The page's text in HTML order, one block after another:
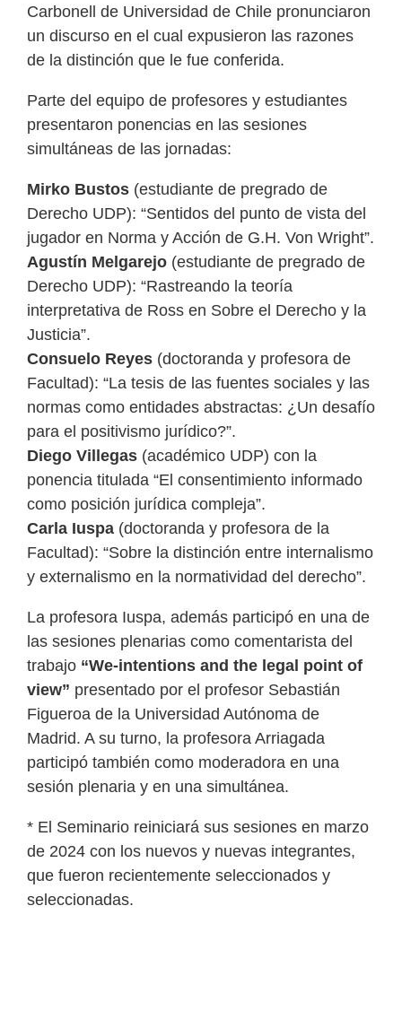
Carbonell de Universidad de Chile pronunciaron
un discurso en el cual expusieron las razones
de la distinción que le fue conferida.
Parte del equipo de profesores y estudiantes
presentaron ponencias en las sesiones
simultáneas de las jornadas:
Mirko Bustos (estudiante de pregrado de
Derecho UDP): “Sentidos del punto de vista del
jugador en Norma y Acción de G.H. Von Wright”.
Agustín Melgarejo (estudiante de pregrado de
Derecho UDP): “Rastreando la teoría
interpretativa de Ross en Sobre el Derecho y la
Justicia”.
Consuelo Reyes (doctoranda y profesora de
Facultad): “La tesis de las fuentes sociales y las
normas como entidades abstractas: ¿Un desafío
para el positivismo jurídico?”.
Diego Villegas (académico UDP) con la
ponencia titulada “El consentimiento informado
como posición jurídica compleja”.
Carla Iuspa (doctoranda y profesora de la
Facultad): “Sobre la distinción entre internalismo
y externalismo en la normatividad del derecho”.
La profesora Iuspa, además participó en una de
las sesiones plenarias como comentarista del
trabajo “We-intentions and the legal point of
view” presentado por el profesor Sebastián
Figueroa de la Universidad Autónoma de
Madrid. A su turno, la profesora Arriagada
participó también como moderadora en una
sesión plenaria y en una simultánea.
* El Seminario reiniciará sus sesiones en marzo
de 2024 con los nuevos y nuevas integrantes,
que fueron recientemente seleccionados y
seleccionadas.